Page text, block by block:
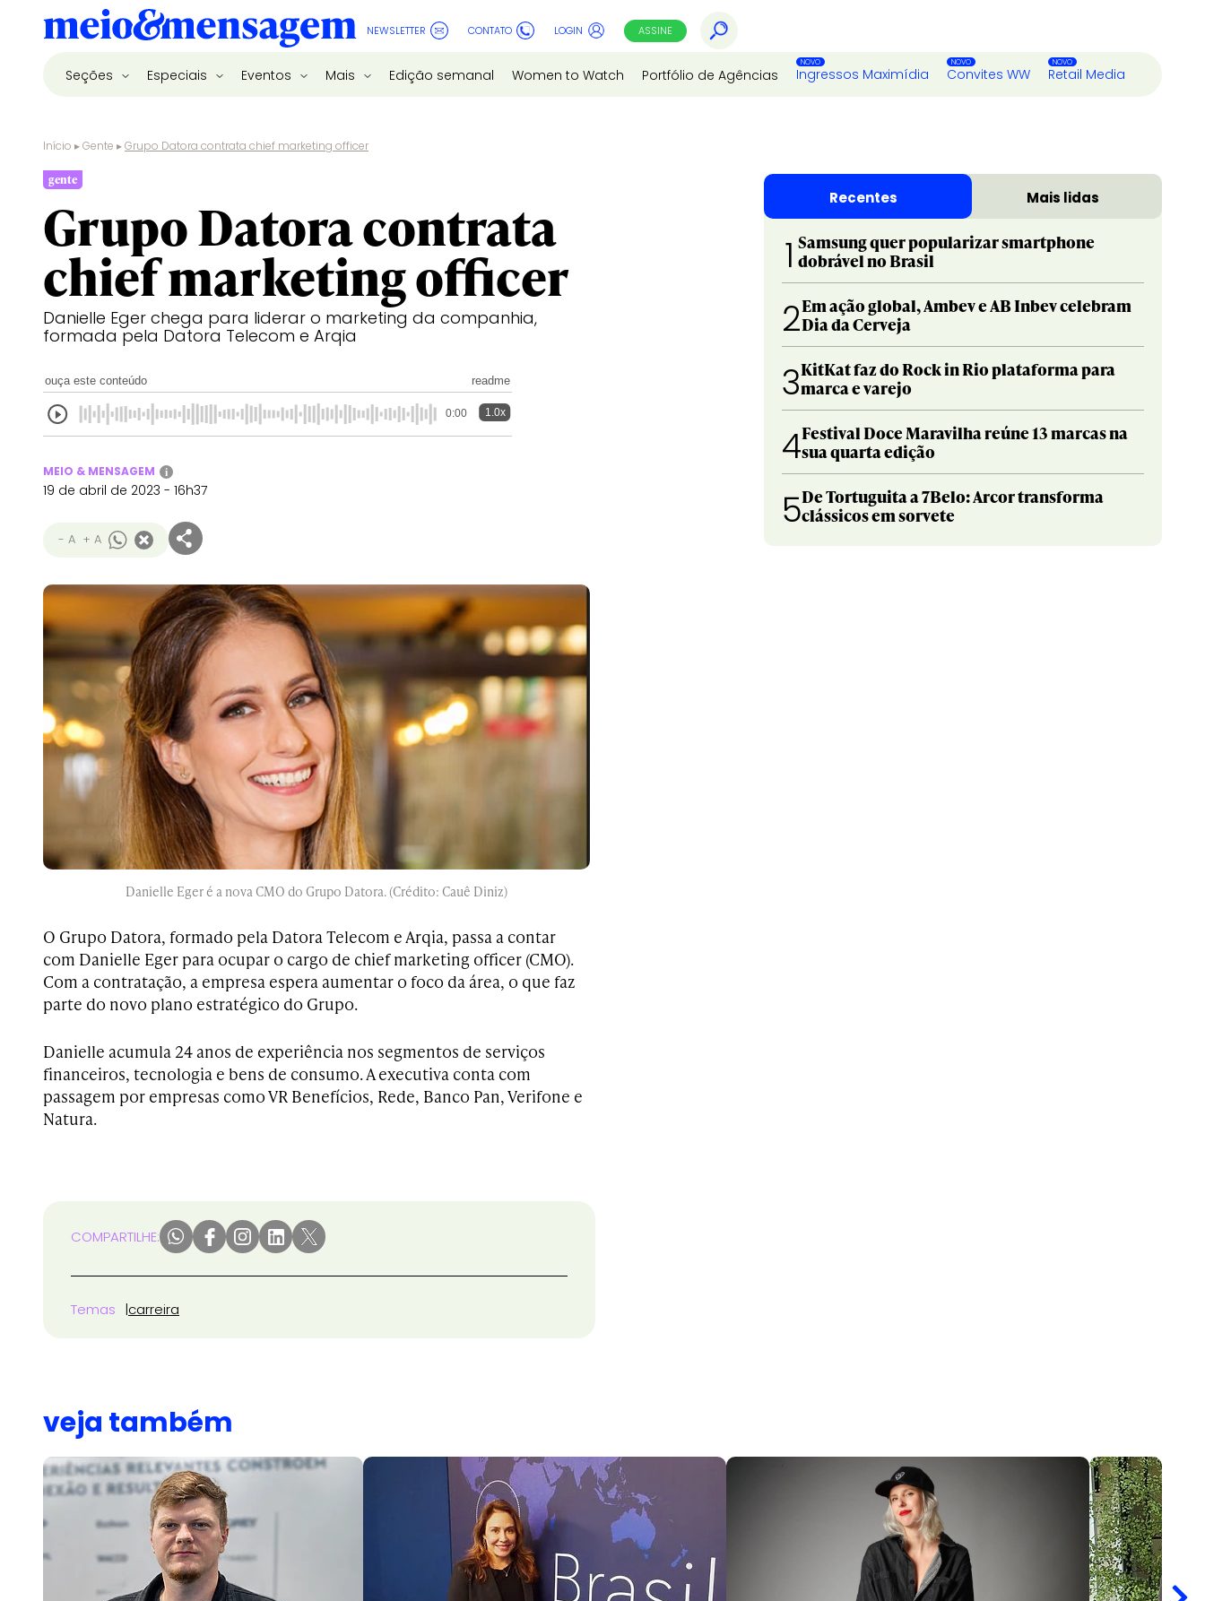
NEWSLETTER CONTATO LOGIN ASSINE
Seções Especiais Eventos Mais Edição semanal Women to Watch Portfólio de Agências Ingressos Maximídia Convites WW Retail Media
Início ▸Gente ▸Grupo Datora contrata chief marketing officer
gente
Grupo Datora contrata
chief marketing officer
Danielle Eger chega para liderar o marketing da companhia,
formada pela Datora Telecom e Arqia
ouça este conteúdo readme
0:00 1.0x
MEIO & MENSAGEM i
19 de abril de 2023 - 16h37
- A + A
Danielle Eger é a nova CMO do Grupo Datora. (Crédito: Cauê Diniz)
O Grupo Datora, formado pela Datora Telecom e Arqia, passa a contar
com Danielle Eger para ocupar o cargo de chief marketing officer (CMO).
Com a contratação, a empresa espera aumentar o foco da área, o que faz
parte do novo plano estratégico do Grupo.
Danielle acumula 24 anos de experiência nos segmentos de serviços
financeiros, tecnologia e bens de consumo. A executiva conta com
passagem por empresas como VR Benefícios, Rede, Banco Pan, Verifone e
Natura.
COMPARTILHE:
Temas carreira
Recentes Mais lidas
1 Samsung quer popularizar smartphone
dobrável no Brasil
2Em ação global, Ambev e AB Inbev celebram
Dia da Cerveja
3KitKat faz do Rock in Rio plataforma para
marca e varejo
4Festival Doce Maravilha reúne 13 marcas na
sua quarta edição
5De Tortuguita a 7Belo: Arcor transforma
clássicos em sorvete
veja também